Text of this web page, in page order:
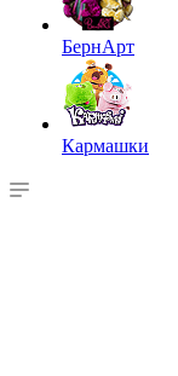
БернАрт
Кармашки